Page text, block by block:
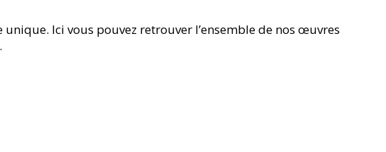
Ici vous pouvez retrouver l’ensemble de nos œuvres